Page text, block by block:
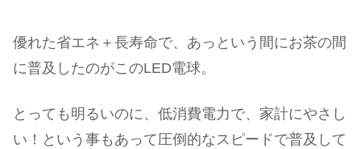
優れた省エネ＋長寿命で、あっという間にお茶の間
に普及したのがこのLED電球。
とっても明るいのに、低消費電力で、家計にやさし
い！という事もあって圧倒的なスピードで普及して